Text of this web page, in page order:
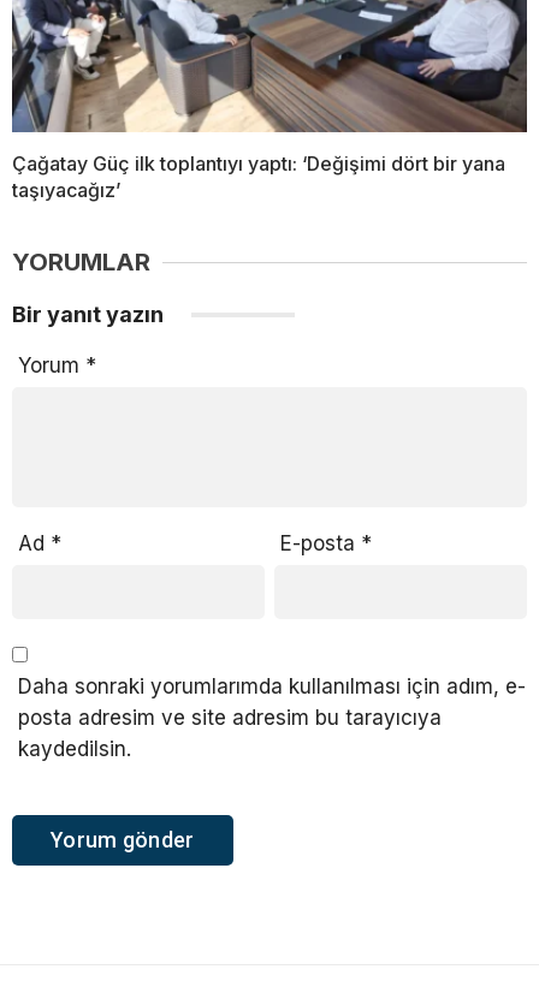
Çağatay Güç ilk toplantıyı yaptı: ‘Değişimi dört bir yana
taşıyacağız’
YORUMLAR
Bir yanıt yazın
Yorum *
Ad * E-posta *
Daha sonraki yorumlarımda kullanılması için adım, e-
posta adresim ve site adresim bu tarayıcıya
kaydedilsin.